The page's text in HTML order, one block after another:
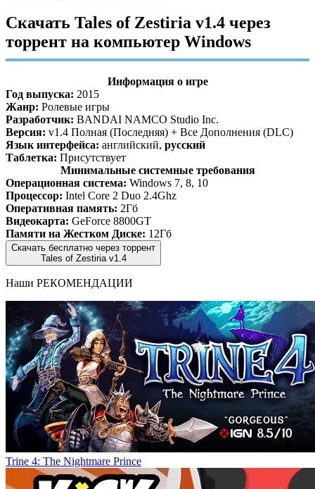
Скачать Tales of Zestiria v1.4 через
торрент на компьютер Windows
Информация о игре
Год выпуска: 2015
Жанр: Ролевые игры
Разработчик: BANDAI NAMCO Studio Inc.
Версия: v1.4 Полная (Последняя) + Все Дополнения (DLC)
Язык интерфейса: английский, русский
Таблетка: Присутствует
Минимальные системные требования
Операционная система: Windows 7, 8, 10
Процессор: Intel Core 2 Duo 2.4Ghz
Оперативная память: 2Гб
Видеокарта: GeForce 8800GT
Памяти на Жестком Диске: 12Гб
Скачать бесплатно через торрент
Tales of Zestiria v1.4
Наши РЕКОМЕНДАЦИИ
Trine 4: The Nightmare Prince